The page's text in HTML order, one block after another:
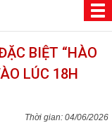
BIỆT “HÀO
LÚC 18H
04/06/2026